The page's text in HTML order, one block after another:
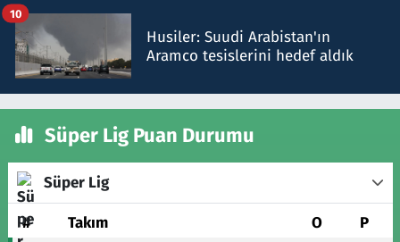
Husiler: Suudi Arabistan'ın
Aramco tesislerini hedef aldık
10
Süper Lig Puan Durumu
Süper Lig
# Takım O P